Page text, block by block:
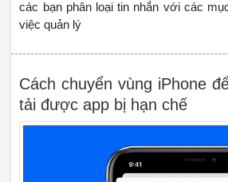
các bạn phân loại tin nhắn với các
việc quản lý
Cách chuyển vùng iPhone
tải được app bị hạn chế